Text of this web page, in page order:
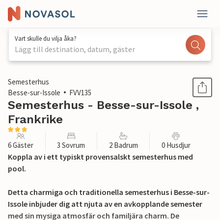
Vart skulle du vilja åka?
Lägg till destination, datum, gäster
1 / 29
Semesterhus
Besse-sur-Issole
FVV135
Semesterhus - Besse-sur-Issole ,
Frankrike
6 Gäster 3 Sovrum 2 Badrum 0 Husdjur
Koppla av i ett typiskt provensalskt semesterhus med
pool.
Detta charmiga och traditionella semesterhus i Besse-sur-
Issole inbjuder dig att njuta av en avkopplande semester
med sin mysiga atmosfär och familjära charm. De